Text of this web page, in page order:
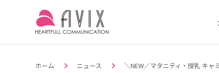
ホーム ニュース ＼NEW／マタニティ・授乳 キャ